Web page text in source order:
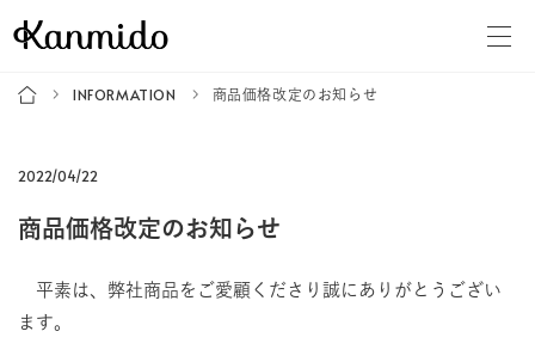
INFORMATION 商品価格改定のお知らせ
2022/04/22
商品価格改定のお知らせ
平素は、弊社商品をご愛顧くださり誠にありがとうござい
ます。